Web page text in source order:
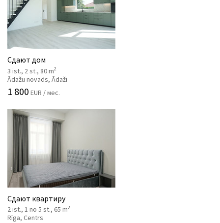
Сдают дом
3 ist., 2 st., 80 m2
Ādažu novads, Ādaži
1 800 EUR / мес.
Сдают квартиру
2 ist., 1 no 5 st., 65 m2
Rīga, Centrs